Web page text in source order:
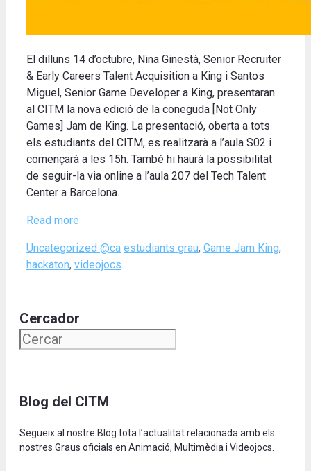
El dilluns 14 d’octubre, Nina Ginestà, Senior Recruiter
& Early Careers Talent Acquisition a King i Santos
Miguel, Senior Game Developer a King, presentaran
al CITM la nova edició de la coneguda [Not Only
Games] Jam de King. La presentació, oberta a tots
els estudiants del CITM, es realitzarà a l’aula S02 i
començarà a les 15h. També hi haurà la possibilitat
de seguir-la via online a l’aula 207 del Tech Talent
Center a Barcelona.
Read more
Categories
Uncategorized @ca Tags
estudiants grau, Game Jam King,
hackaton, videojocs
Cercador
Blog del CITM
Segueix al nostre Blog tota l’actualitat relacionada amb els
nostres Graus oficials en Animació, Multimèdia i Videojocs.